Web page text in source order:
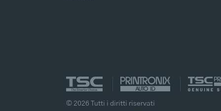
© 2026 Tutti i diritti riservati